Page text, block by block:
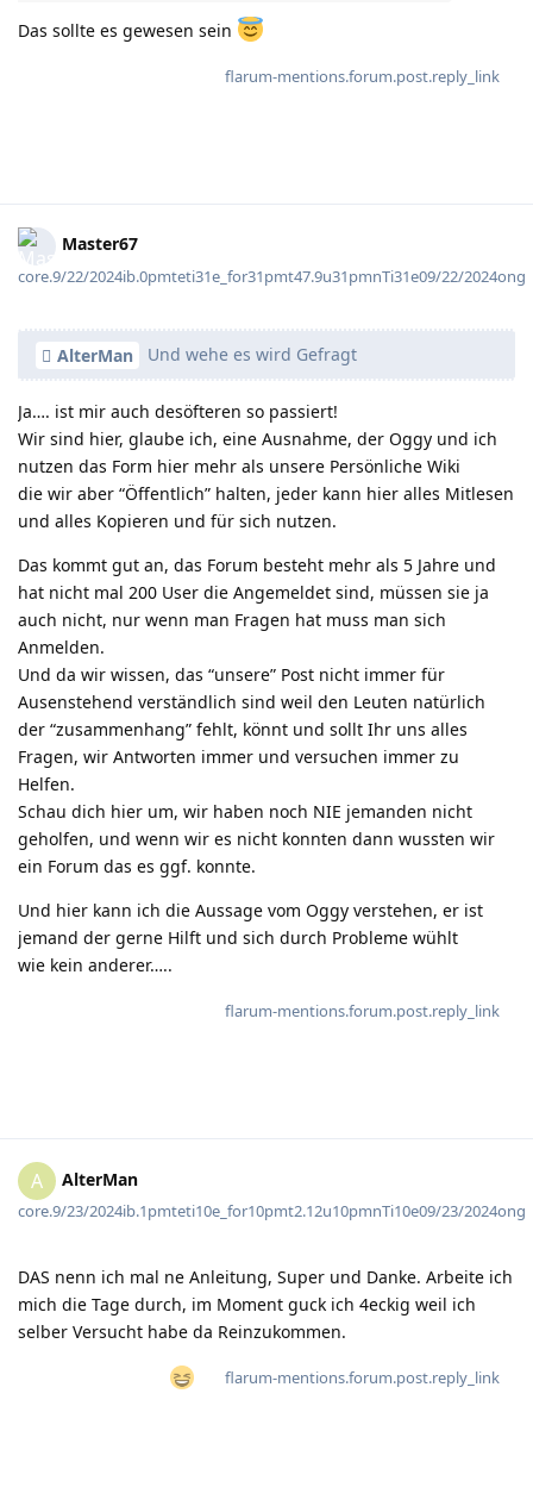
Das sollte es gewesen sein
flarum-mentions.forum.post.reply_link
Master67
core.9/22/2024ib.0pmteti31e_for31pmt47.9u31pmnTi31e09/22/2024ong
AlterMan Und wehe es wird Gefragt
Ja…. ist mir auch desöfteren so passiert!
Wir sind hier, glaube ich, eine Ausnahme, der Oggy und ich
nutzen das Form hier mehr als unsere Persönliche Wiki
die wir aber “Öffentlich” halten, jeder kann hier alles Mitlesen
und alles Kopieren und für sich nutzen.
Das kommt gut an, das Forum besteht mehr als 5 Jahre und
hat nicht mal 200 User die Angemeldet sind, müssen sie ja
auch nicht, nur wenn man Fragen hat muss man sich
Anmelden.
Und da wir wissen, das “unsere” Post nicht immer für
Ausenstehend verständlich sind weil den Leuten natürlich
der “zusammenhang” fehlt, könnt und sollt Ihr uns alles
Fragen, wir Antworten immer und versuchen immer zu
Helfen.
Schau dich hier um, wir haben noch NIE jemanden nicht
geholfen, und wenn wir es nicht konnten dann wussten wir
ein Forum das es ggf. konnte.
Und hier kann ich die Aussage vom Oggy verstehen, er ist
jemand der gerne Hilft und sich durch Probleme wühlt
wie kein anderer…..
flarum-mentions.forum.post.reply_link
A AlterMan
core.9/23/2024ib.1pmteti10e_for10pmt2.12u10pmnTi10e09/23/2024ong
DAS nenn ich mal ne Anleitung, Super und Danke. Arbeite ich
mich die Tage durch, im Moment guck ich 4eckig weil ich
selber Versucht habe da Reinzukommen.
flarum-mentions.forum.post.reply_link